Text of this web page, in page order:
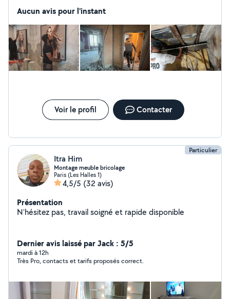
d'électricité : prises, interrupteurs, luminaires, petites
intérieure Montage, Entretien et petits travaux de
maison Travail sérieux et soigné Intervention rapide
Tarifs raisonnables Secteur : ill de france. Contact
Aucun avis pour l'instant
Voir le profil Contacter
Particulier
Itra Him
Montage meuble bricolage
Paris (Les Halles 1)
4,5/5 (32 avis)
Présentation
N'hésitez pas, travail soigné et rapide disponible
Dernier avis laissé par Jack : 5/5
mardi à 12h
Très Pro, contacts et tarifs proposés correct.